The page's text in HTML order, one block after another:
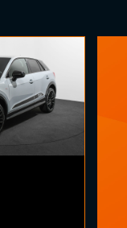
côte
attention
routière